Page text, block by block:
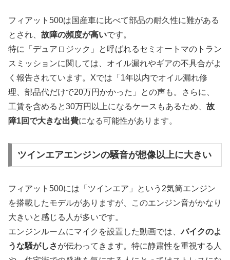
フィアット500は国産車に比べて部品の耐久性に難がある
とされ、 故障の頻度が高いです。
特に「デュアロジック」と呼ばれるセミオートマのトラン
スミッションに関しては、オイル漏れやギアの不具合がよ
く報告されています。Xでは「1年以内でオイル漏れ修
理、部品代だけで20万円かかった」との声も。さらに、
工賃を含めると30万円以上になるケースもあるため、 故
障1回で大きな出費になる可能性があります。
ツインエアエンジンの騒音が想像以上に大きい
フィアット500には「ツインエア」という2気筒エンジン
を搭載したモデルがありますが、このエンジン音がかなり
大きいと感じる人が多いです。
エンジンルームにマイクを設置した動画では、バイクのよ
うな騒がしさが伝わってきます。特に静粛性を重視する人